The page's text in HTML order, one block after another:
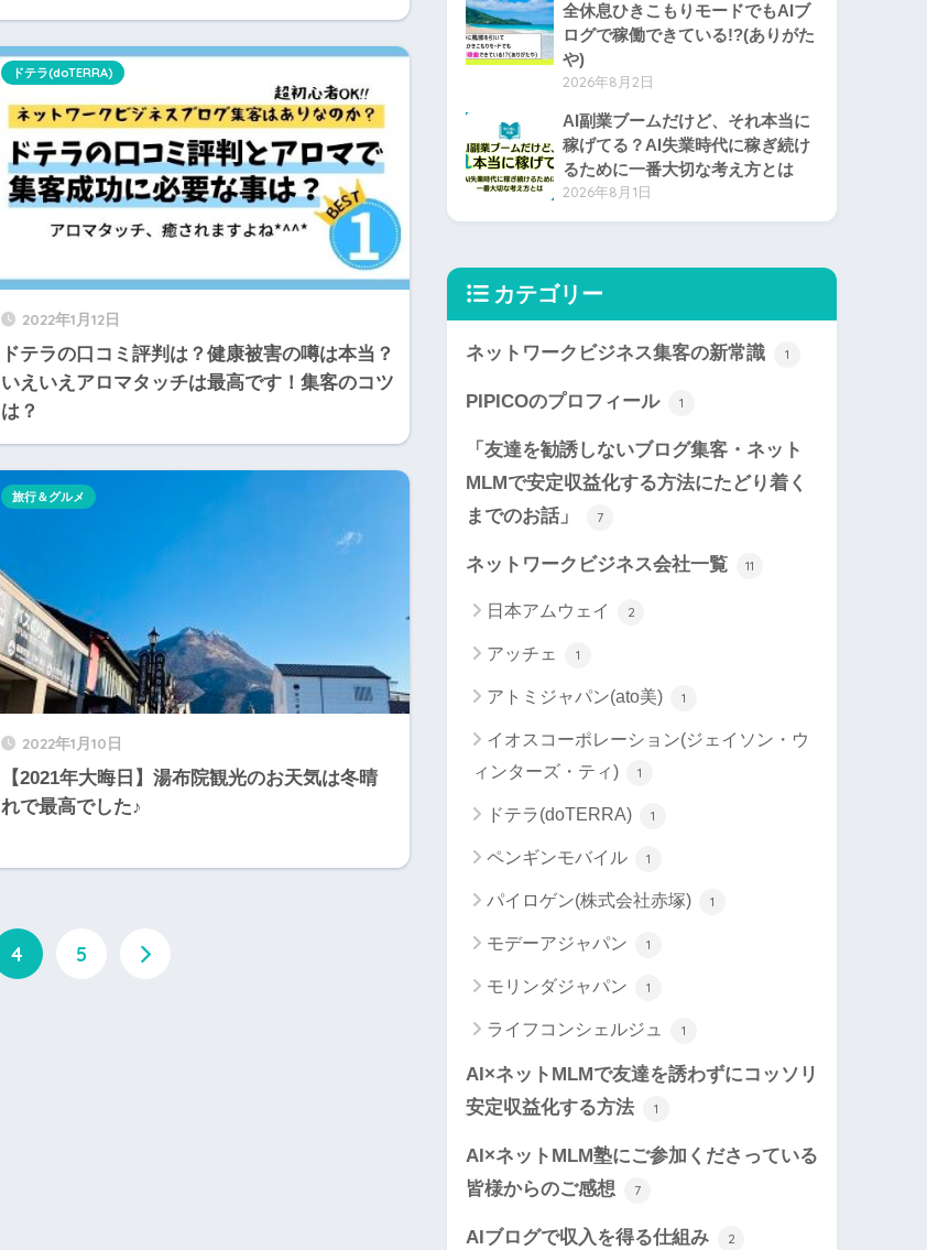
2022年1月12日
ドテラの口コミ評判は？健康被害の噂は本当？
いえいえアロマタッチは最高です！集客のコツ
は？
ドテラ(doTERRA)
2022年1月10日
【2021年大晦日】湯布院観光のお天気は冬晴
れで最高でした♪
旅行＆グルメ
4 5
全休息ひきこもりモードでもAIブ
ログで稼働できている!?(ありがた
や)
2026年8月2日
AI副業ブームだけど、それ本当に
稼げてる？AI失業時代に稼ぎ続け
るために一番大切な考え方とは
2026年8月1日
カテゴリー
ネットワークビジネス集客の新常識 1
PIPICOのプロフィール 1
「友達を勧誘しないブログ集客・ネット
MLMで安定収益化する方法にたどり着く
までのお話」
7
ネットワークビジネス会社一覧 11
日本アムウェイ 2
アッチェ 1
アトミジャパン(ato美) 1
イオスコーポレーション(ジェイソン・ウ
ィンターズ・ティ)
1
ドテラ(doTERRA) 1
ペンギンモバイル 1
パイロゲン(株式会社赤塚) 1
モデーアジャパン 1
モリンダジャパン 1
ライフコンシェルジュ 1
AI×ネットMLMで友達を誘わずにコッソリ
安定収益化する方法
1
AI×ネットMLM塾にご参加くださっている
皆様からのご感想
7
AIブログで収入を得る仕組み 2